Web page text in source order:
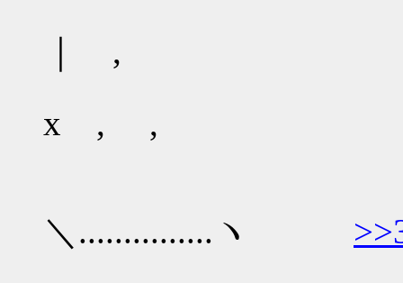
｜ ,
x , ,
＼...............ヽ